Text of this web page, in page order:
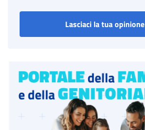
Lasciaci la tua opinione